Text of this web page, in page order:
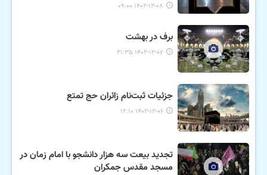
۱۴۰۲-۱۲-۰۸ ۰۹:۰۰
برف در بهشت
۱۴۰۲-۱۲-۰۷ ۲۱:۳۵
جزئیات ثبت‌نام زائران حج تمتع
۱۴۰۲-۱۲-۰۶ ۱۲:۱۰
تجدید بیعت سه هزار دانشجو با امام زمان در
مسجد مقدس جمکران